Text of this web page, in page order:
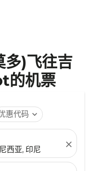
多)飞往吉
的机票
惠代码 expand_more
西亚, 印尼
close